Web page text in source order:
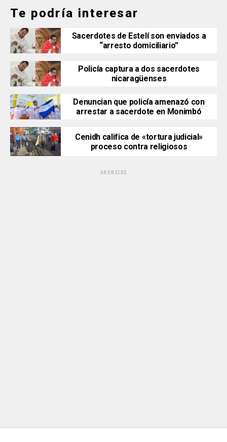
Te podría interesar
Sacerdotes de Estelí son enviados a
“arresto domiciliario”
Policía captura a dos sacerdotes
nicaragüenses
Denuncian que policía amenazó con
arrestar a sacerdote en Monimbó
Cenidh califica de «tortura judicial»
proceso contra religiosos
ANUNCIOS